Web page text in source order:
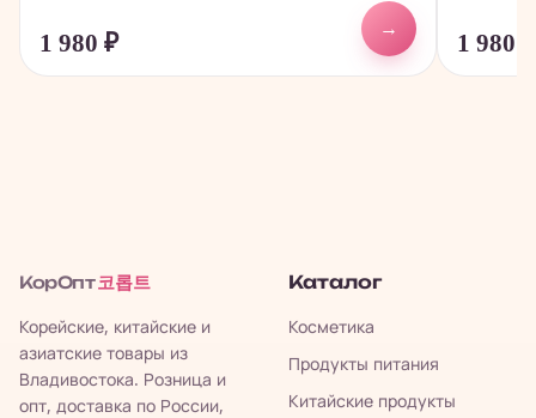
1 980 ₽
→
1 980
КорОпт 코롭트
Корейские, китайские и
азиатские товары из
Владивостока. Розница и
опт, доставка по России,
Каталог
Косметика
Продукты питания
Китайские продукты